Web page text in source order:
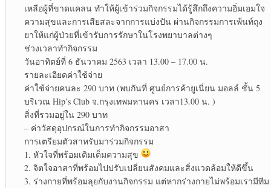
เหลือผู้ที่ขาดแคลน ทำให้ผู้เข้าร่วมกิจกรรมได้รู้สึกถึงความอิ่มเอมใจ
ความสุขและการเสียสละจากการแบ่งปัน ผ่านกิจกรรมการเพ้นท์ถุง
ยาให้แก่ผู้ป่วยที่เข้ารับการรักษาในโรงพยาบาลต่างๆ
ช่วงเวลาทำกิจกรรม
วันอาทิตย์ที่ 6 ธันวาคม 2563 เวลา 13.00 – 17.00 น.
รายละเอียดค่าใช้จ่าย
ค่าใช้จ่ายคนละ 290 บาท (พบกันที่ ศูนย์การค้ายูเนี่ยน มอลล์ ชั้น 5
บริเวณ Hip’s Club จ.กรุงเทพมหานคร เวลา13.00 น. )
สิ่งที่รวมอยู่ใน 290 บาท
– ค่าวัสดุอุปกรณ์ในการทำกิจกรรมอาสา
การเตรียมตัวสาหรับมาร่วมกิจกรรม
1. หัวใจที่พร้อมเติมเต็มความสุข
2. จิตใจอาสาที่พร้อมไปปรับเปลี่ยนสังคมและสิ่งแวดล้อมให้ดีขึ้น
3. ร่างกายที่พร้อมลุยกับงานกิจกรรม แต่หากร่างกายไม่พร้อมเรามีทีม